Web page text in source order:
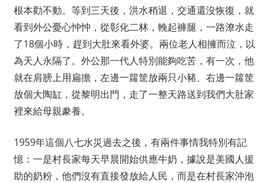
根本勸不動。等到三天後，洪水稍退，交通還沒恢復，就
看到外公憂心忡忡，從彰化二林，輓起褲腿，一路潦水走
了18個小時，趕到大肚來看外婆。兩位老人相擁而泣，以
為天人永隔了。外公那一代人特別能夠吃苦，有一次，他
就在肩膀上用扁擔，左邊一籮筐放兩只小豬、右邊一籮筐
放個大陶缸，從黎明出門，走了一整天路送到我們大肚家
裡來給母親豢養。
1959年這個八七水災過去之後，有兩件事情我特別有記
憶：一是村長家每天早晨開始供應牛奶，據說是美國人援
助的奶粉，他們沒有直接發放給人民，而是在村長家沖泡